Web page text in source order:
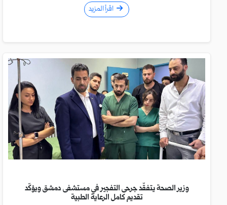
اقرأ المزيد
وزير الصحة يتفقّد جرحى التفجير في مستشفى دمشق ويؤكّد
تقديم كامل الرعاية الطبية